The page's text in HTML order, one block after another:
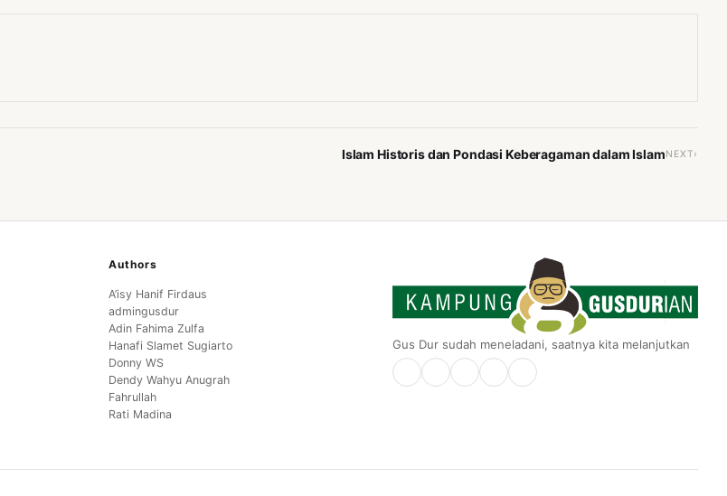
Islam Historis dan Pondasi Keberagaman dalam IslamNEXT›
Authors
A’isy Hanif Firdaus
admingusdur
Adin Fahima Zulfa
Hanafi Slamet Sugiarto
Donny WS
Dendy Wahyu Anugrah
Fahrullah
Rati Madina
Gus Dur sudah meneladani, saatnya kita melanjutkan